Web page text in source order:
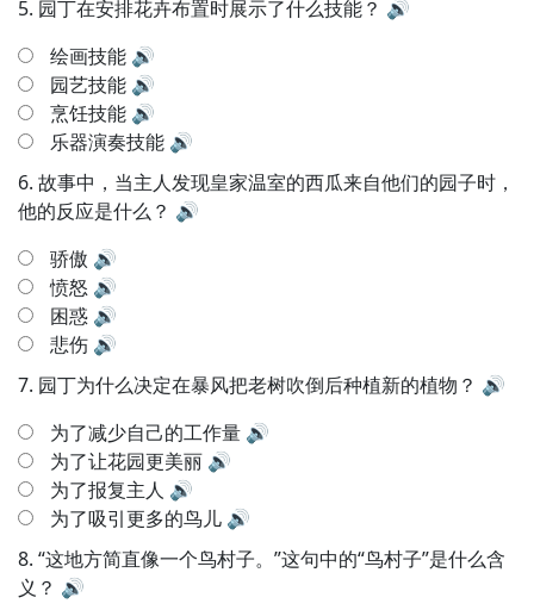
5. 园丁在安排花卉布置时展示了什么技能？ 🔊
绘画技能 🔊
园艺技能 🔊
烹饪技能 🔊
乐器演奏技能 🔊
6. 故事中，当主人发现皇家温室的西瓜来自他们的园子时，
他的反应是什么？ 🔊
骄傲 🔊
愤怒 🔊
困惑 🔊
悲伤 🔊
7. 园丁为什么决定在暴风把老树吹倒后种植新的植物？ 🔊
为了减少自己的工作量 🔊
为了让花园更美丽 🔊
为了报复主人 🔊
为了吸引更多的鸟儿 🔊
8. “这地方简直像一个鸟村子。”这句中的“鸟村子”是什么含
义？ 🔊